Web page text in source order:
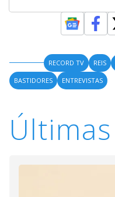
RECORD TV REIS
BASTIDORES
ENTREVISTAS
Últimas